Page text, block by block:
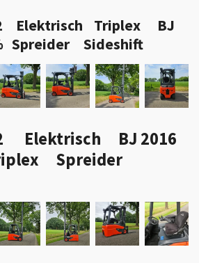
Elektrisch Triplex BJ
Spreider Sideshift
Elektrisch BJ 2016
Spreider